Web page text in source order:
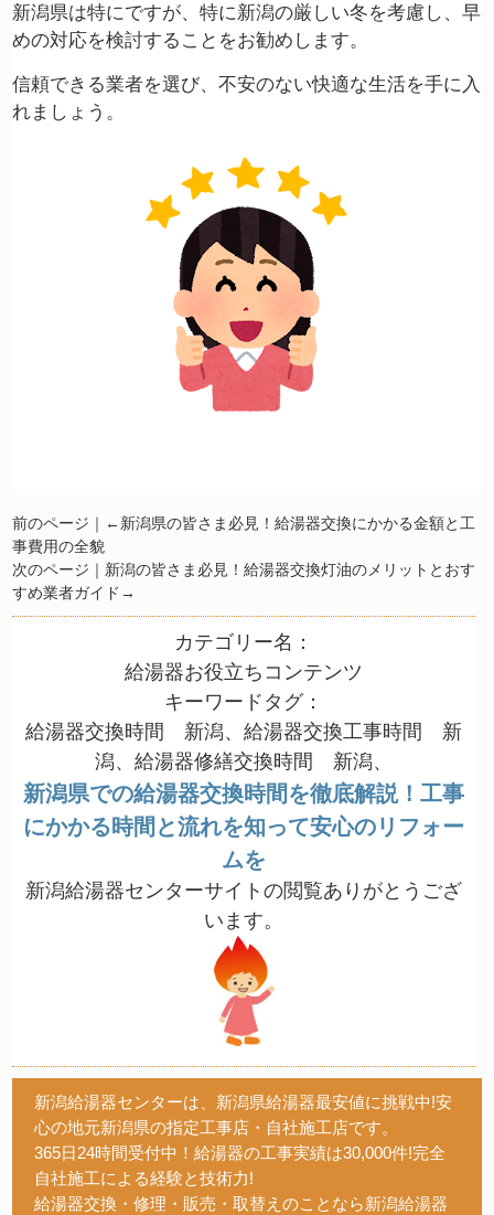
新潟県は特にですが、特に新潟の厳しい冬を考慮し、早
めの対応を検討することをお勧めします。
信頼できる業者を選び、不安のない快適な生活を手に入
れましょう。
前のページ｜←新潟県の皆さま必見！給湯器交換にかかる金額と工
事費用の全貌
次のページ｜ 新潟の皆さま必見！給湯器交換灯油のメリットとおす
すめ業者ガイド →
カテゴリー名：
給湯器お役立ちコンテンツ
キーワードタグ：
給湯器交換時間 新潟、給湯器交換工事時間 新
潟、給湯器修繕交換時間 新潟、
新潟県での給湯器交換時間を徹底解説！工事
にかかる時間と流れを知って安心のリフォー
ムを
新潟給湯器センターサイトの閲覧ありがとうござ
います。
新潟給湯器センターは、新潟県給湯器最安値に挑戦中!安
心の地元新潟県の指定工事店・自社施工店です。
365日24時間受付中！給湯器の工事実績は30,000件!完全
自社施工による経験と技術力!
給湯器交換・修理・販売・取替えのことなら新潟給湯器